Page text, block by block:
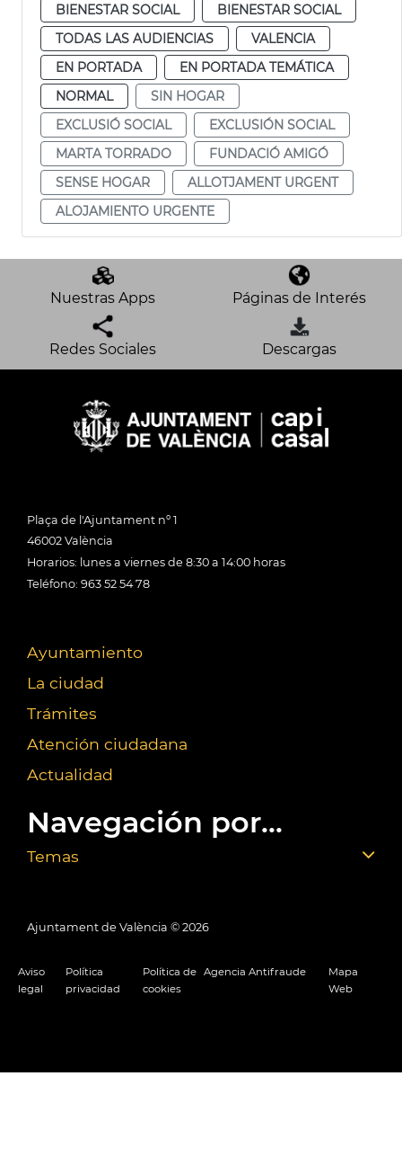
BIENESTAR SOCIAL
BIENESTAR SOCIAL
TODAS LAS AUDIENCIAS
VALENCIA
EN PORTADA
EN PORTADA TEMÁTICA
NORMAL
SIN HOGAR
EXCLUSIÓ SOCIAL
EXCLUSIÓN SOCIAL
MARTA TORRADO
FUNDACIÓ AMIGÓ
SENSE HOGAR
ALLOTJAMENT URGENT
ALOJAMIENTO URGENTE
Nuestras Apps Páginas de Interés
Redes Sociales Descargas
Plaça de l'Ajuntament nº 1
46002 València
Horarios: lunes a viernes de 8:30 a 14:00 horas
Teléfono: 963 52 54 78
Ayuntamiento
La ciudad
Trámites
Atención ciudadana
Actualidad
Navegación por...
Temas
Ajuntament de València © 2026
Aviso
legal
Política
privacidad
Política de
cookies
Agencia Antifraude
Mapa
Web